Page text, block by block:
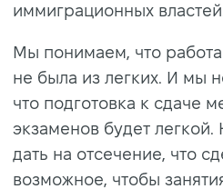
иммиграционных
Мы понимаем, что
не была из легких. И мы
что подготовка к сдаче
экзаменов будет
дать на отсечение, что
возможное, чтобы